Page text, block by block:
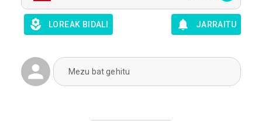
LOREAK BIDALI JARRAITU
Mezu bat gehitu